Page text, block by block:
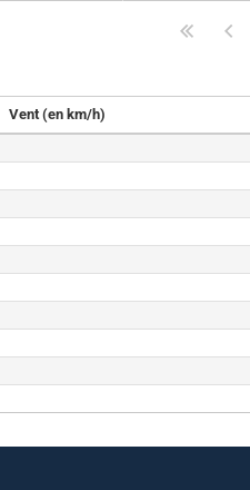
Vent (en km/h)